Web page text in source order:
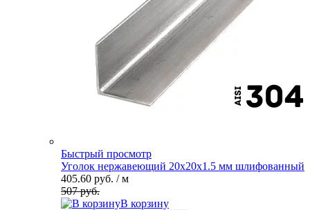
Быстрый просмотр
Уголок нержавеющий 20х20х1.5 мм шлифованный
405.60 руб. / м
507 руб.
В корзину